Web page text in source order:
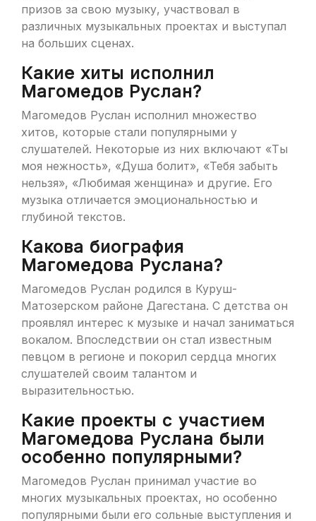
призов за свою музыку, участвовал в
различных музыкальных проектах и выступал
на больших сценах.
Какие хиты исполнил
Магомедов Руслан?
Магомедов Руслан исполнил множество
хитов, которые стали популярными у
слушателей. Некоторые из них включают «Ты
моя нежность», «Душа болит», «Тебя забыть
нельзя», «Любимая женщина» и другие. Его
музыка отличается эмоциональностью и
глубиной текстов.
Какова биография
Магомедова Руслана?
Магомедов Руслан родился в Куруш-
Матозерском районе Дагестана. С детства он
проявлял интерес к музыке и начал заниматься
вокалом. Впоследствии он стал известным
певцом в регионе и покорил сердца многих
слушателей своим талантом и
выразительностью.
Какие проекты с участием
Магомедова Руслана были
особенно популярными?
Магомедов Руслан принимал участие во
многих музыкальных проектах, но особенно
популярными были его сольные выступления и